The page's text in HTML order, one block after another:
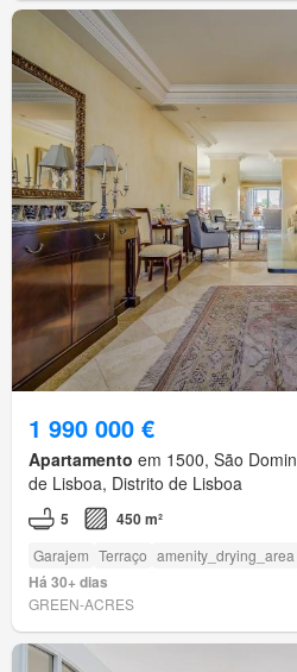
1 990 000 €
Apartamento em 1500, São
de Lisboa, Distrito de Lisboa
5 450 m²
Garajem Terraço amenity_drying_area
Há 30+ dias
GREEN-ACRES